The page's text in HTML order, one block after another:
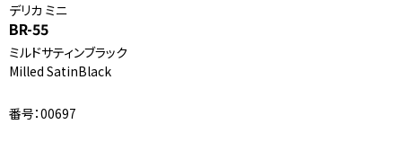
デリカ ミニ
BR-55
ミルドサティンブラック
Milled SatinBlack
番号：00697